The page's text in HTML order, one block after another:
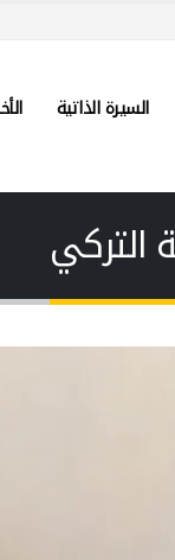
السيرة الذاتية
التركي